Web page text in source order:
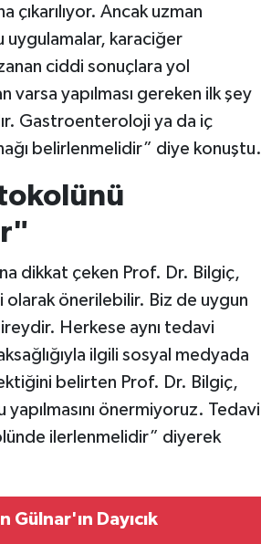
çıkarılıyor. Ancak uzman
uygulamalar, karaciğer
ciddi sonuçlara yol
varsa yapılması gereken ilk şey
Gastroenteroloji ya da iç
belirlenmelidir” diye konuştu.
dikkat çeken Prof. Dr. Bilgiç,
önerilebilir. Biz de uygun
Herkese aynı tedavi
ilgili sosyal medyada
belirten Prof. Dr. Bilgiç,
önermiyoruz. Tedavi
ilerlenmelidir” diyerek
Gülnar'ın Dayıcık